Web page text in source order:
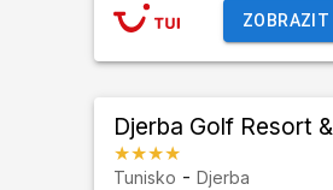
ZOBRAZIT
Djerba Golf Resort
★★★★
Tunisko - Djerba